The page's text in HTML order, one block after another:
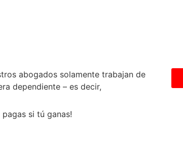
abogados solamente trabajan de
dependiente – es decir,
pagas si tú ganas!